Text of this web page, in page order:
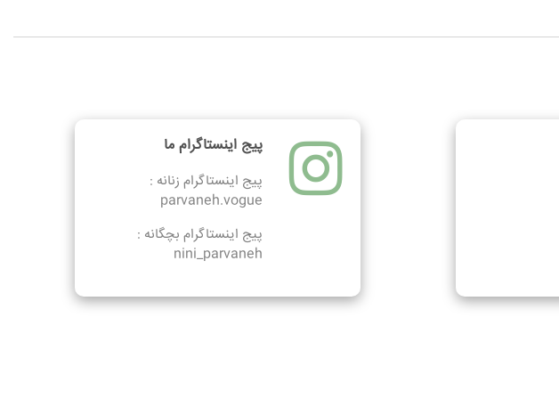
پیج اینستاگرام ما
پیج اینستاگرام زنانه :
parvaneh.vogue
پیج اینستاگرام بچگانه :
nini_parvaneh